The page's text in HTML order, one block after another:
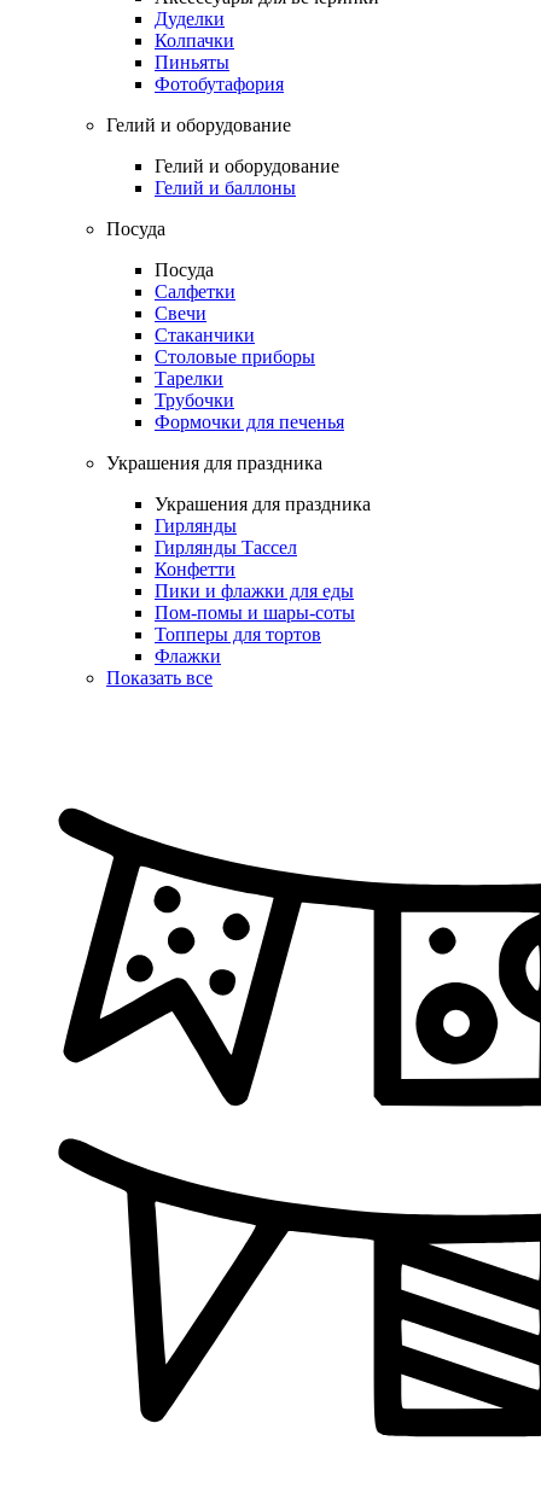
Дуделки
Колпачки
Пиньяты
Фотобутафория
Гелий и оборудование
Гелий и оборудование
Гелий и баллоны
Посуда
Посуда
Салфетки
Свечи
Стаканчики
Столовые приборы
Тарелки
Трубочки
Формочки для печенья
Украшения для праздника
Украшения для праздника
Гирлянды
Гирлянды Тассел
Конфетти
Пики и флажки для еды
Пом-помы и шары-соты
Топперы для тортов
Флажки
Показать все